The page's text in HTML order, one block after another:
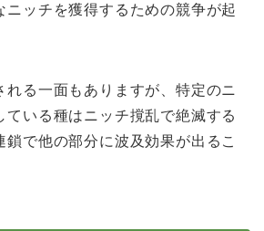
ニッチを獲得するための競争が起
れる一面もありますが、特定のニ
ている種はニッチ撹乱で絶滅する
鎖で他の部分に波及効果が出るこ